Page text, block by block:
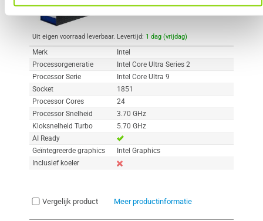
Uit eigen voorraad leverbaar. Levertijd: 1 dag (vrijdag)
Merk
Intel
Processorgeneratie
Intel Core Ultra Series 2
Processor Serie
Intel Core Ultra 9
Socket
1851
Processor Cores
24
Processor Snelheid
3.70 GHz
Kloksnelheid Turbo
5.70 GHz
AI Ready
Geïntegreerde graphics
Intel Graphics
Inclusief koeler
Vergelijk product Meer productinformatie